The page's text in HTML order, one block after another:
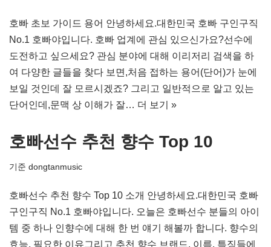
호빠 초보 가이드 용어 안녕하세요.대한민국 호빠 구인구직
No.1 호빠야입니다. 호빠 업계에 관심 있으신가요?선수에
도전하고 싶으세요? 관심 분야에 대해 이리저리 검색을 하
여 다양한 글들을 찾다 보면,처음 접하는 용어(단어)가 눈에
보일 것인데 잘 모르시겠죠? 그리고 일반적으로 알고 있는
단어인데,문맥 상 이해가 잘… 더 보기 »
호빠선수 추천 향수 Top 10
기준 dongtanmusic
호빠선수 추천 향수 Top 10 소개 안녕하세요.대한민국 호빠
구인구직 No.1 호빠야입니다. 오늘은 호빠선수 분들의 아이
템 중 하나 인향수에 대해 한 번 얘기 해볼까 합니다. 향수의
효능, 필요한 이유그리고 추천 향수 브랜드, 이름, 특징들에